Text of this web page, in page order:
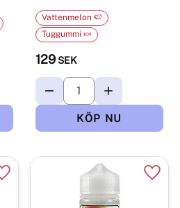
129 SEK
Vattenmelon 🍉
Tuggummi 🍬
Lägg till i favoriter